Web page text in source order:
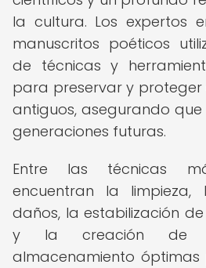
la cultura. Los expertos
manuscritos poéticos
de técnicas y
para preservar y proteger
antiguos, asegurando
generaciones futuras.
Entre las técnicas
encuentran la
daños, la estabilización
y la creación de
almacenamiento